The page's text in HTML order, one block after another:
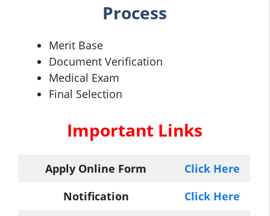
Process
Merit Base
Document Verification
Medical Exam
Final Selection
Important Links
Apply Online Form
Click Here
Notification
Click Here